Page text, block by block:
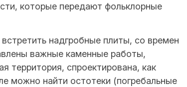
которые передают фольклорные
надгробные плиты, со времен
важные каменные работы,
территория, спроектирована, как
можно найти остотеки (погребальные